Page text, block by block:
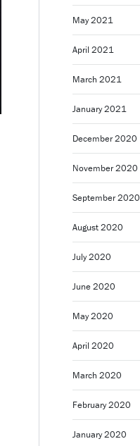
May 2021
April 2021
March 2021
January 2021
December 2020
November 2020
September 2020
August 2020
July 2020
June 2020
May 2020
April 2020
March 2020
February 2020
January 2020